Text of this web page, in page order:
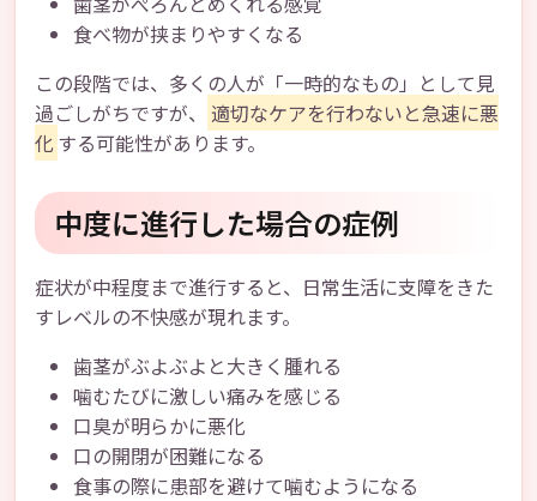
食べ物が挟まりやすくなる
この段階では、多くの人が「一時的なもの」として見
過ごしがちですが、 適切なケアを行わないと急速に悪
化 する可能性があります。
中度に進行した場合の症例
症状が中程度まで進行すると、日常生活に支障をきた
すレベルの不快感が現れます。
歯茎がぶよぶよと大きく腫れる
噛むたびに激しい痛みを感じる
口臭が明らかに悪化
口の開閉が困難になる
食事の際に患部を避けて噛むようになる